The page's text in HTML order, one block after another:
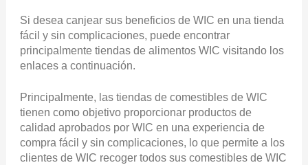
Si desea canjear sus beneficios de WIC en una tienda
fácil y sin complicaciones, puede encontrar
principalmente tiendas de alimentos WIC visitando los
enlaces a continuación.
Principalmente, las tiendas de comestibles de WIC
tienen como objetivo proporcionar productos de
calidad aprobados por WIC en una experiencia de
compra fácil y sin complicaciones, lo que permite a los
clientes de WIC recoger todos sus comestibles de WIC